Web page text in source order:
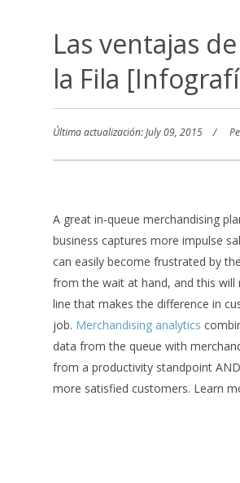
Las ventajas
la Fila
Última actualización: July 09, 2015
A great in-queue merchandising
business captures more impulse
can easily become frustrated by
from the wait at hand, and this will
line that makes the difference in
job. Merchandising analytics
data from the queue with
from a productivity standpoint
more satisfied customers. Learn